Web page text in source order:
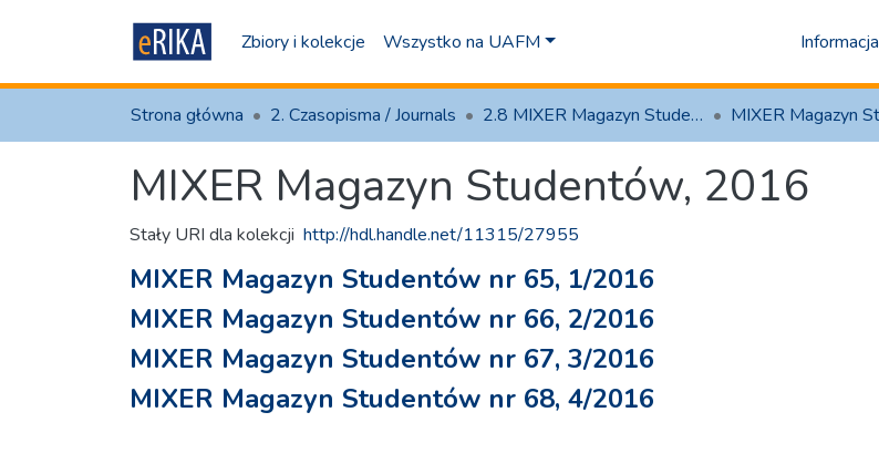
Zbiory i kolekcje Wszystko na UAFM Informacja
Strona główna 2. Czasopisma / Journals 2.8 MIXER Magazyn Studentów
MIXER Magazyn Studentów, 2016
Stały URI dla kolekcji http://hdl.handle.net/11315/27955
MIXER Magazyn Studentów nr 65, 1/2016
MIXER Magazyn Studentów nr 66, 2/2016
MIXER Magazyn Studentów nr 67, 3/2016
MIXER Magazyn Studentów nr 68, 4/2016